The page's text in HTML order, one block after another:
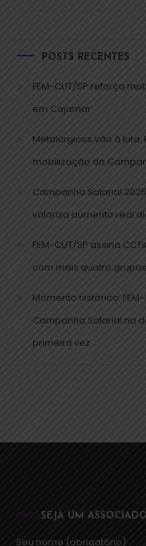
POSTS RECENTES
FEM-CUT/SP reforça
em Cajamar
Metalúrgicos vão à luta:
mobilização da
Campanha Salarial
valoriza aumento real
FEM-CUT/SP assina
com mais quatro
Momento histórico:
Campanha Salarial na
primeira vez
SEJA UM ASSOCIADO
Seu nome (obrigatório)